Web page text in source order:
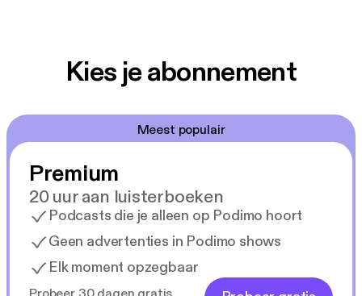
Kies je abonnement
Meest populair
Premium
20 uur aan luisterboeken
Podcasts die je alleen op Podimo hoort
Geen advertenties in Podimo shows
Elk moment opzegbaar